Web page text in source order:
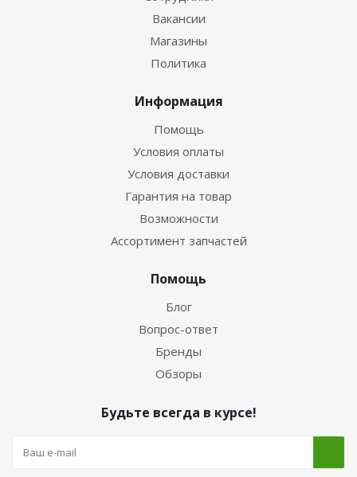
Вакансии
Магазины
Политика
Информация
Помощь
Условия оплаты
Условия доставки
Гарантия на товар
Возможности
Ассортимент запчастей
Помощь
Блог
Вопрос-ответ
Бренды
Обзоры
Будьте всегда в курсе!